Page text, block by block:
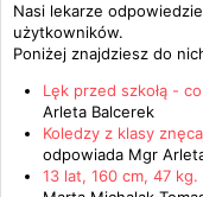
Nasi lekarze
użytkowników.
Poniżej znajdziesz do
Lęk przed szkołą -
Arleta Balcerek
Koledzy z klasy
odpowiada Mgr
13 lat, 160 cm, 47